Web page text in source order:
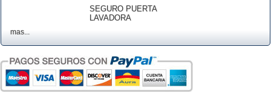
SEGURO PUERTA
LAVADORA
mas...